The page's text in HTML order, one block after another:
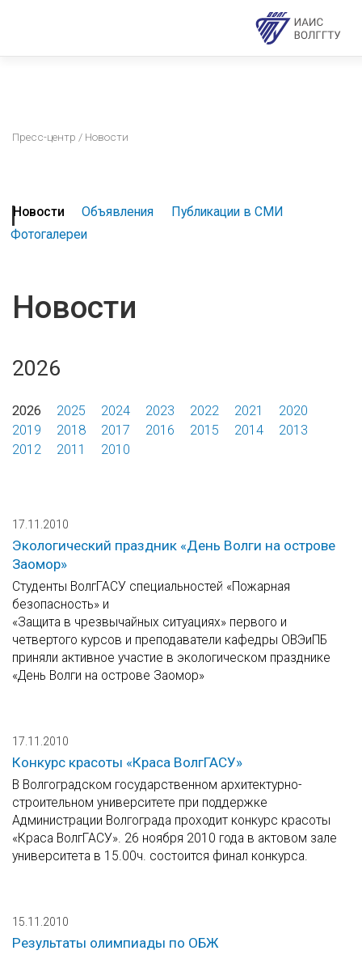
Пресс-центр / Новости
Новости Объявления
Публикации в СМИ
Фотогалереи
Новости
2026
2026 2025 2024 2023 2022 2021
2020
2019
2018 2017 2016 2015 2014
2013
2012
2011 2010
17.11.2010
Экологический праздник «День Волги на острове
Заомор»
Cтуденты ВолгГАСУ специальностей «Пожарная
безопасность» и
«Защита в чрезвычайных ситуациях» первого и
четвертого курсов и преподаватели кафедры ОВЭиПБ
приняли активное участие в экологическом празднике
«День Волги на острове Заомор»
17.11.2010
Конкурс красоты «Краса ВолгГАСУ»
В Волгоградском государственном архитектурно-
строительном университете при поддержке
Администрации Волгограда проходит конкурс красоты
«Краса ВолгГАСУ». 26 ноября 2010 года в актовом зале
университета в 15.00ч. состоится финал конкурса.
15.11.2010
Результаты олимпиады по ОБЖ